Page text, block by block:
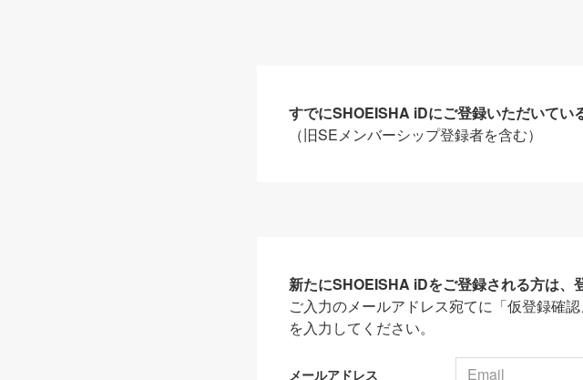
すでにSHOEISHA iDにご登録いただいてい
（旧SEメンバーシップ登録者を含む）
新たにSHOEISHA iDをご登録される方は、
ご入力のメールアドレス宛てに「仮登録確
を入力してください。
メールアドレス